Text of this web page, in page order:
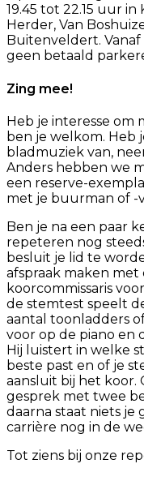
19.45 tot 22.15 uur in
Herder, Van
Buitenveldert. Vanaf
geen betaald
Zing mee!
Heb je interesse om
ben je welkom. Heb
bladmuziek van,
Anders hebben we
een reserve-
met je buurman of -
Ben je na een paar
repeteren nog
besluit je lid te
afspraak maken
koorcommissaris
de stemtest speelt
aantal toonladders
voor op de piano en
Hij luistert in welke
beste past en of je
aansluit bij het koor.
gesprek met twee
daarna staat niets je
carrière nog in de
Tot ziens bij onze